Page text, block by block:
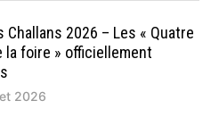
2026 – Les « Quatre
la foire » officiellement
2026